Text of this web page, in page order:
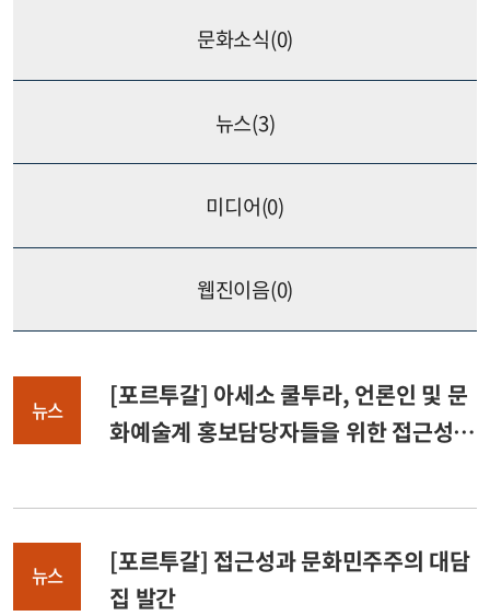
문화소식(0)
뉴스(3)
미디어(0)
웹진이음(0)
뉴스
[포르투갈] 아세소 쿨투라, 언론인 및 문
화예술계 홍보담당자들을 위한 접근성
뉴스
[포르투갈] 접근성과 문화민주주의 대담
집 발간